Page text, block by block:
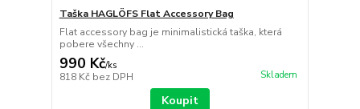
Taška HAGLÖFS Flat Accessory Bag
Flat accessory bag je minimalistická taška, která
pobere všechny ...
990 Kč/ks
818 Kč bez DPH Skladem
Koupit